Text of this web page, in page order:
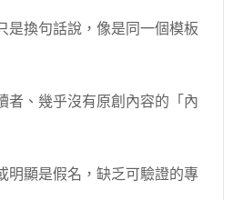
是換句話說，像是同一個模板
者、幾乎沒有原創內容的「內
明顯是假名，缺乏可驗證的專